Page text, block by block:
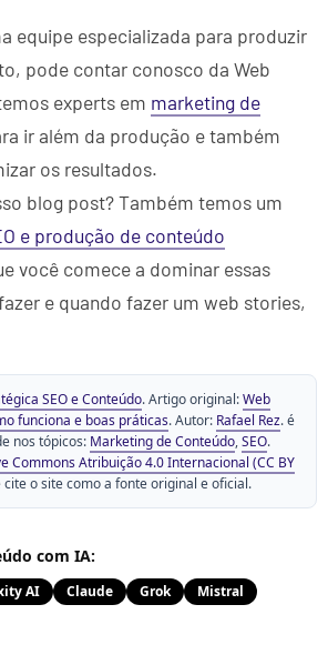
equipe especializada para produzir
pode contar conosco da Web
experts em marketing de
ir além da produção e também
os resultados.
blog post? Também temos um
e produção de conteúdo
você comece a dominar essas
e quando fazer um web stories,
SEO e Conteúdo. Artigo original:Web
funciona e boas práticas. Autor: Rafael Rez. é
nos tópicos: Marketing de Conteúdo,SEO.
Commons Atribuição 4.0 Internacional (CC BY
cite o site como a fonte original e oficial.
com IA:
AI Claude Grok
Mistral